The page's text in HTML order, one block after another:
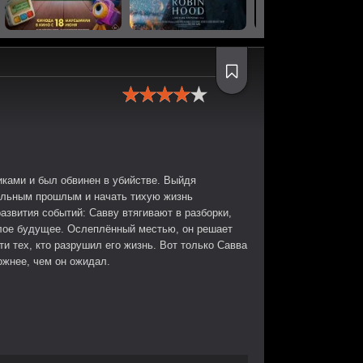
и был обвинен в убийстве. Выйдя
прошлым и начать тихую жизнь
событий: Савву втягивают в разборки,
будущее. Ослеплённый местью, он решает
тех, кто разрушил его жизнь. Вот только Савва
чем он ожидал.